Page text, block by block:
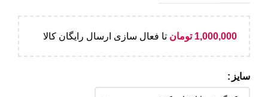
1,000,000 تومان تا فعال سازی ارسال رایگان کالا
سایز